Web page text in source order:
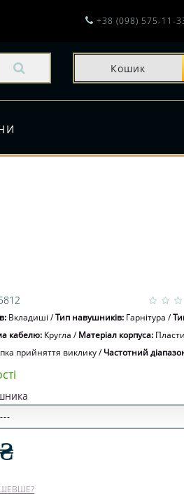
+38 (098) 575-11-
Кошик
Вкладиші /Тип навушників: Гарнітура /
кабелю: Кругла /Матеріал корпуса:
прийняття виклику/Частотний